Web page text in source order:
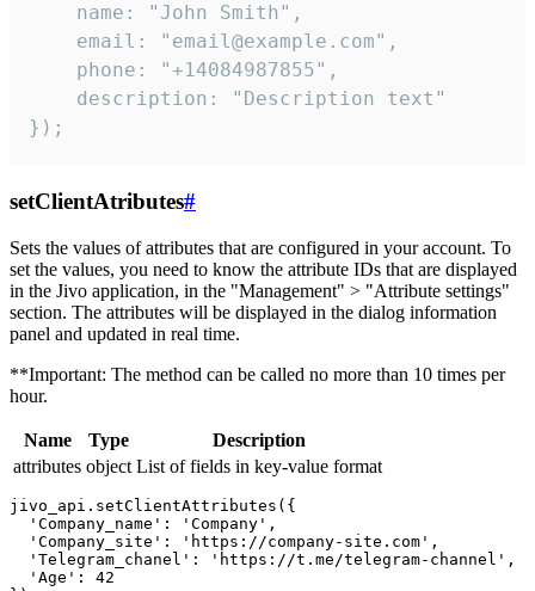
    name: "John Smith",
    email: "email@example.com",
    phone: "+14084987855",
    description: "Description text"
});
setClientAtributes#
Sets the values ​​of attributes that are configured in your account. To
set the values, you need to know the attribute IDs that are displayed
in the Jivo application, in the "Management" > "Attribute settings"
section. The attributes will be displayed in the dialog information
panel and updated in real time.
**Important: The method can be called no more than 10 times per
hour.
Name Type
Description
attributes object List of fields in key-value format
jivo_api.setClientAttributes({
  'Company_name': 'Company',
  'Company_site': 'https://company-site.com',
  'Telegram_chanel': 'https://t.me/telegram-channel',
  'Age': 42